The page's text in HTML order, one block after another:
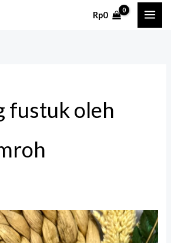
Rp0
fustuk oleh